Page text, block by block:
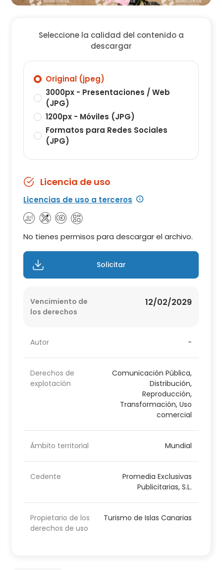
Seleccione la calidad del contenido a
descargar
Original (jpeg)
3000px - Presentaciones / Web
(JPG)
1200px - Móviles (JPG)
Formatos para Redes Sociales
(JPG)
Licencia de uso
Licencias de uso a terceros
No tienes permisos para descargar el archivo.
Solicitar
Vencimiento de
los derechos
12/02/2029
Autor -
Derechos de
explotación
Comunicación Pública,
Distribución,
Reproducción,
Transformación, Uso
comercial
Ámbito territorial Mundial
Cedente
Promedia Exclusivas
Publicitarias, S.L.
Propietario de los
derechos de uso
Turismo de Islas Canarias